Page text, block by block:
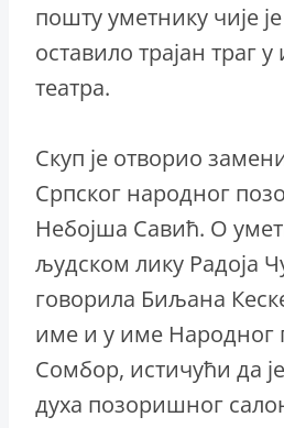
пошту уметнику чије
оставило трајан траг
театра.
Скуп је отворио
Српског народног
Небојша Савић. О
људском лику Радоја
говорила Биљана
име и у име Народног
Сомбор, истичући да
духа позоришног